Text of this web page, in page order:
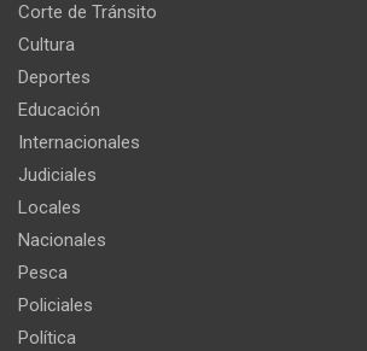
Corte de Tránsito
Cultura
Deportes
Educación
Internacionales
Judiciales
Locales
Nacionales
Pesca
Policiales
Política